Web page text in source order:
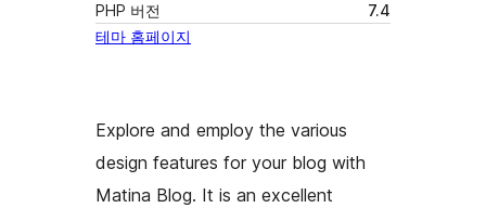
PHP 버전
7.4
테마 홈페이지
Explore and employ the various
design features for your blog with
Matina Blog. It is an excellent